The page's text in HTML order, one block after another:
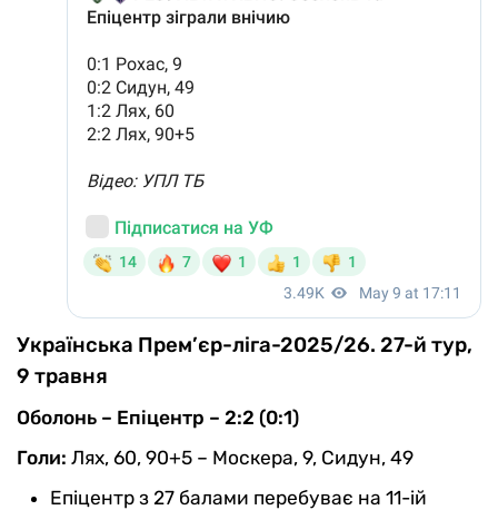
Українська Прем’єр-ліга-2025/26. 27-й тур,
9 травня
Оболонь – Епіцентр – 2:2 (0:1)
Голи: Лях, 60, 90+5 – Москера, 9, Сидун, 49
Епіцентр з 27 балами перебуває на 11-ій